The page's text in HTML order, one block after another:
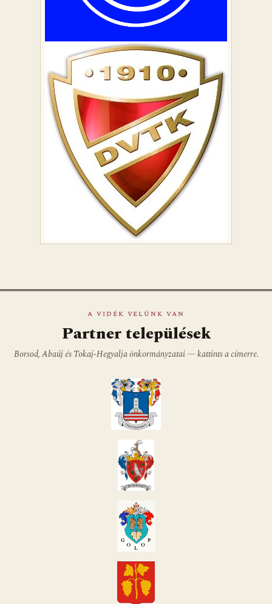
A VIDÉK VELÜNK VAN
Partner települések
Borsod, Abaúj és Tokaj-Hegyalja önkormányzatai — kattints a címerre.